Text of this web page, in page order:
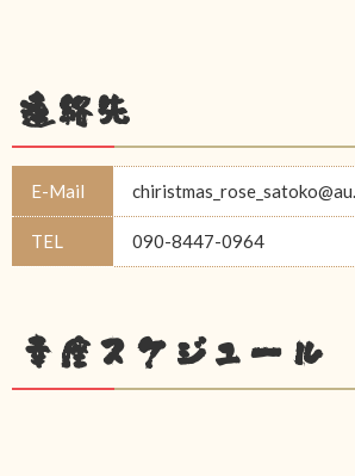
連絡先
E-Mail
TEL 090-8447-0964
幸座スケジュール